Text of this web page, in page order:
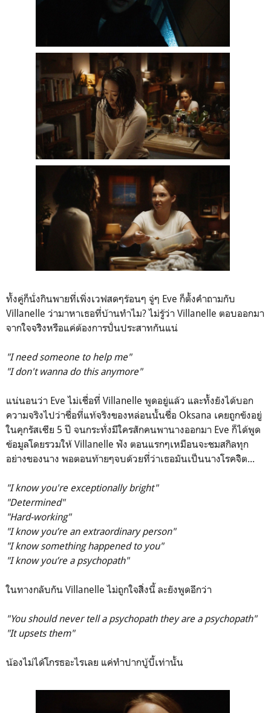
ทั้งคู่ก็นั่งกินพายที่เพิ่งเวฟสดๆร้อนๆ จู่ๆ Eve ก็ตั้งคำถามกับ
Villanelle ว่ามาหาเธอที่บ้านทำไม? ไม่รู้ว่า Villanelle ตอบออกมา
จากใจจริิงหรือแค่ต้องการปั่นประสาทกันแน่
"I need someone to help me"
"I don't wanna do this anymore"
แน่นอนว่า Eve ไม่เชื่อที่ Villanelle พูดอยู่แล้ว และทั้งยังได้บอก
ความจริงไปว่าชื่อที่แท้จริงของหล่อนนั้นชื่อ Oksana เคยถูกขังอยู่
ในคุกรัสเซีย 5 ปี จนกระทั่งมีใครสักคนพานางออกมา Eve ก็ได้พูด
ข้อมูลโดยรวมให้ Villanelle ฟัง ตอนแรกๆเหมือนจะชมสกิลทุก
อย่างของนาง พอตอนท้ายๆจบด้วยที่ว่าเธอมันเป็นนางโรคจิิต...
"I know you're exceptionally bright"
"Determined"
"Hard-working"
"I know you’re an extraordinary person"
"I know something happened to you"
"I know you’re a psychopath"
ในทางกลับกัน Villanelle ไม่ถูกใจสิิ่งนี้ ละยังพูดอีกว่า
"You should never tell a psychopath they are a psychopath"
"It upsets them"
น้องไม่ได้โกรธอะไรเลย แค่ทำปากบู้บี้เท่านั้น